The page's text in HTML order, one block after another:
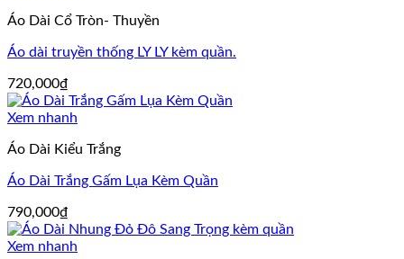
Áo Dài Cổ Tròn- Thuyền
Áo dài truyền thống LY LY kèm quần.
720,000₫
Xem nhanh
Áo Dài Kiểu Trắng
Áo Dài Trắng Gấm Lụa Kèm Quần
790,000₫
Xem nhanh